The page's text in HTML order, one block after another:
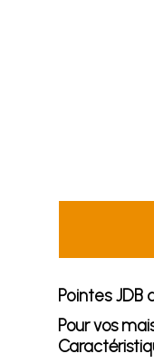
Pointes JDB
Pour vos